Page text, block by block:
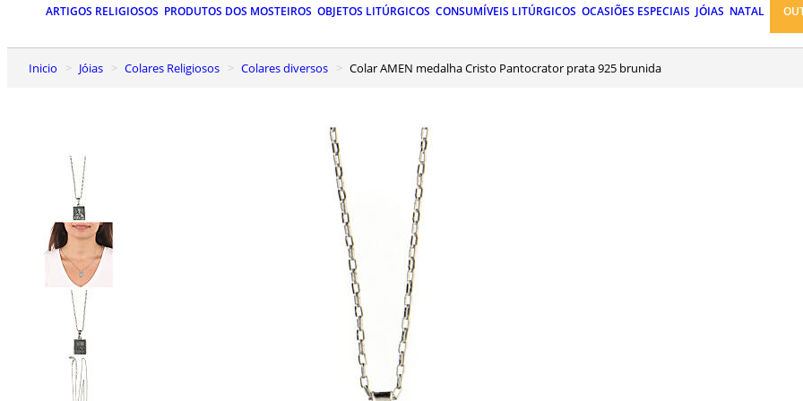
ARTIGOS RELIGIOSOS PRODUTOS DOS MOSTEIROS OBJETOS LITÚRGICOS CONSUMÍVEIS LITÚRGICOS OCASIÕES ESPECIAIS JÓIAS NATAL
Inicio Jóias Colares Religiosos Colares diversos Colar AMEN medalha Cristo Pantocrator prata 925 brunida